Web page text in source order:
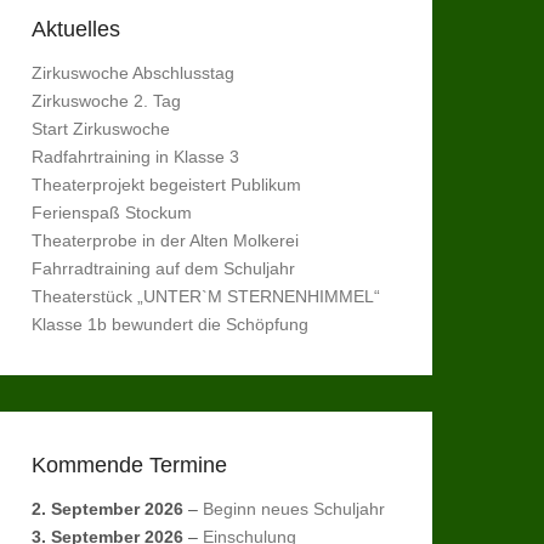
Aktuelles
Zirkuswoche Abschlusstag
Zirkuswoche 2. Tag
Start Zirkuswoche
Radfahrtraining in Klasse 3
Theaterprojekt begeistert Publikum
Ferienspaß Stockum
Theaterprobe in der Alten Molkerei
Fahrradtraining auf dem Schuljahr
Theaterstück „UNTER`M STERNENHIMMEL“
Klasse 1b bewundert die Schöpfung
Kommende Termine
2. September 2026 – Beginn neues Schuljahr
3. September 2026 – Einschulung